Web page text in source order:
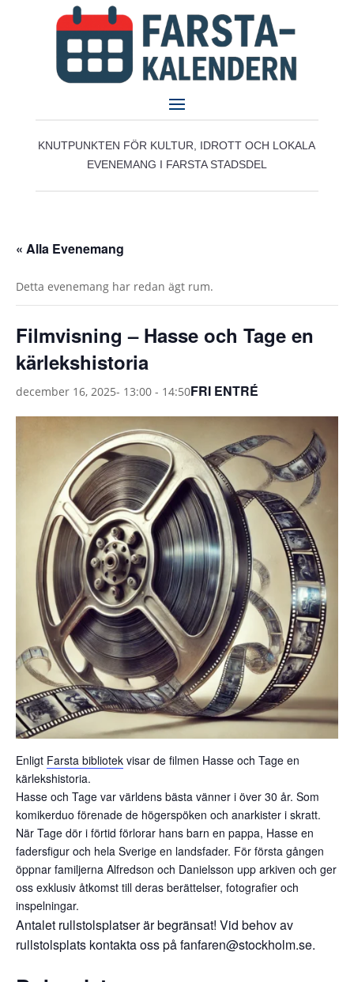
KNUTPUNKTEN FÖR KULTUR, IDROTT OCH LOKALA
EVENEMANG I FARSTA STADSDEL
« Alla Evenemang
Detta evenemang har redan ägt rum.
Filmvisning – Hasse och Tage en
kärlekshistoria
december 16, 2025- 13:00 - 14:50FRI ENTRÉ
Enligt Farsta bibliotek visar de filmen Hasse och Tage en
kärlekshistoria.
Hasse och Tage var världens bästa vänner i över 30 år. Som
komikerduo förenade de högerspöken och anarkister i skratt.
När Tage dör i förtid förlorar hans barn en pappa, Hasse en
fadersfigur och hela Sverige en landsfader. För första gången
öppnar familjerna Alfredson och Danielsson upp arkiven och ger
oss exklusiv åtkomst till deras berättelser, fotografier och
inspelningar.
Antalet rullstolsplatser är begränsat! Vid behov av
rullstolsplats kontakta oss på fanfaren@stockholm.se.